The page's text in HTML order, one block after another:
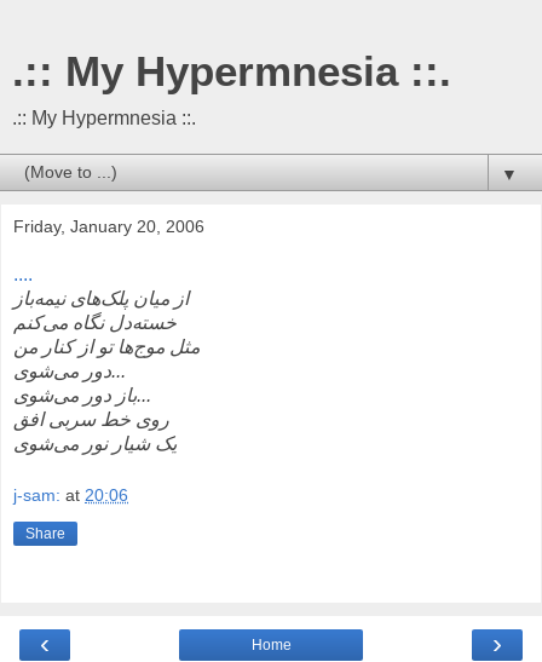
.:: My Hypermnesia ::.
.:: My Hypermnesia ::.
▼
Friday, January 20, 2006
....
از میان پلک‌های نیمه‌باز
خسته‌دل نگاه می‌کنم
مثل موج‌ها تو از کنار من
دور می‌شوی...
باز دور می‌شوی...
روی خط سربی افق
یک شیار نور می‌شوی
j-sam: at 20:06
Share
‹ ›
Home